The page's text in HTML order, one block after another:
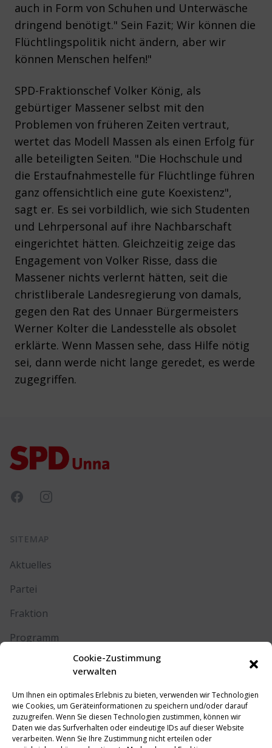
Cookie-Zustimmung
verwalten
Um Ihnen ein optimales Erlebnis zu bieten, verwenden wir Technologien
wie Cookies, um Geräteinformationen zu speichern und/oder darauf
zuzugreifen. Wenn Sie diesen Technologien zustimmen, können wir
Daten wie das Surfverhalten oder eindeutige IDs auf dieser Website
verarbeiten. Wenn Sie Ihre Zustimmung nicht erteilen oder
auch in Form von Schuhen und Unterwäsche
dringend benötigt." Sein Fazit; Wir können die
Flüchtlingspolitik nicht ändern, aber wir
können Menschen helfen!"
SPD-Fraktionschef Volker König, als
gebürtiger Massener selbst mit den
Problemen von früheren Zeiten vertraut,
wertet das Modell Massen als einen Erfolg für
alle beteiligten Seiten. "Die Hochschule und
die Erstaufnahmestelle für Flüchtlinge führen
ganz offensichtlich eine gute Koexistenz",
sagt er. Es sei vorbildlich, wie sich Studenten
und Lehrpersonal auf ihre Nachbarschaft
eingerichtet hätten. Gleichzeitig zeige das
Engagement von Volker Risse, dass die
Massener nichts verlernt hätten, seit die
christliberale Landesregierung von damals,
gegen den Rat des Unnaer Bürgermeisters
Werner Kolter die Landesstelle als obsolet
erklärte. Wenn Massen sehe, dass Hilfe nötig
sei, dann werde nicht lange geredet, es werde
zugegriffen.
FacebookInstagram
SITEMAP
Aktuelles
Partei
Fraktion
Programm
RECHTLICHES
Impressum